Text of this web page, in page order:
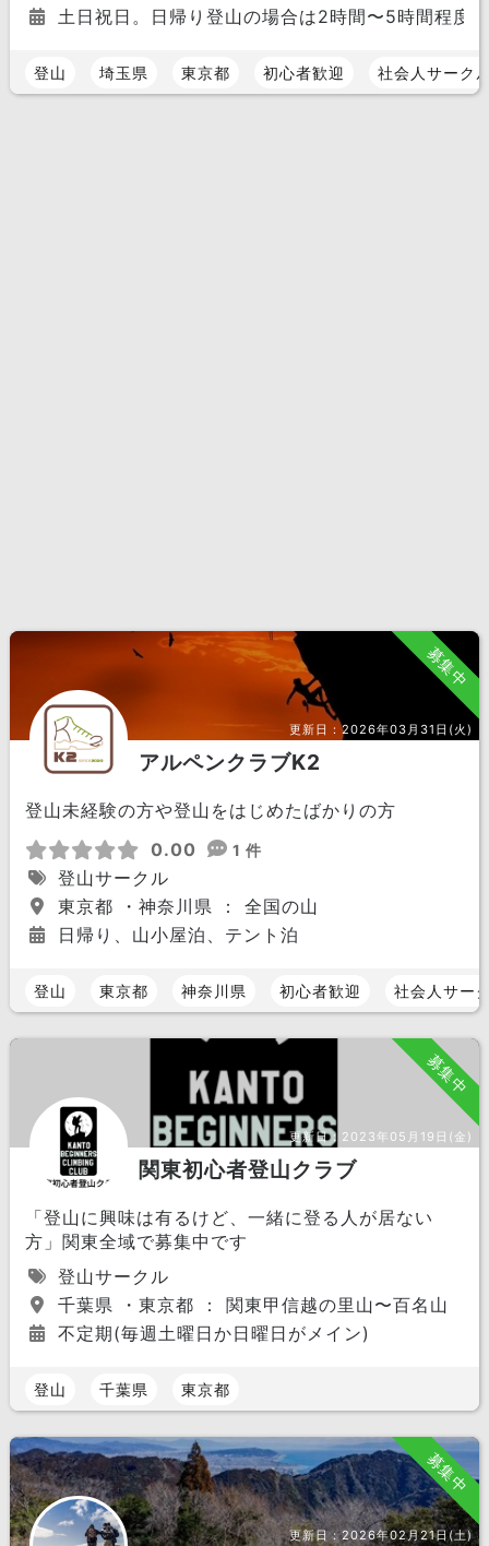
土日祝日。日帰り登山の場合は2時間〜5時間程度
登山 埼玉県 東京都 初心者歓迎 社会人サーク
募集中
更新日：2026年03月31日(火)
アルペンクラブK2
登山未経験の方や登山をはじめたばかりの方
0.00
1 件
登山サークル
東京都 ・神奈川県 ： 全国の山
日帰り、山小屋泊、テント泊
登山 東京都 神奈川県 初心者歓迎 社会人サー
募集中
更新日： 2023年05月19日(金)
関東初心者登山クラブ
「登山に興味は有るけど、一緒に登る人が居ない
方」関東全域で募集中です
登山サークル
千葉県 ・東京都 ： 関東甲信越の里山〜百名山
不定期(毎週土曜日か日曜日がメイン)
登山 千葉県 東京都
募集中
更新日：2026年02月21日(土)